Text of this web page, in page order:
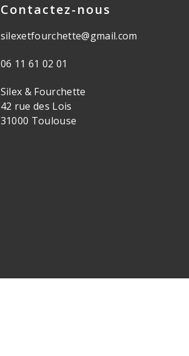
Contactez-nous
silexetfourchette@gmail.com
06 11 61 02 01
Silex & Fourchette
42 rue des Lois
31000 Toulouse